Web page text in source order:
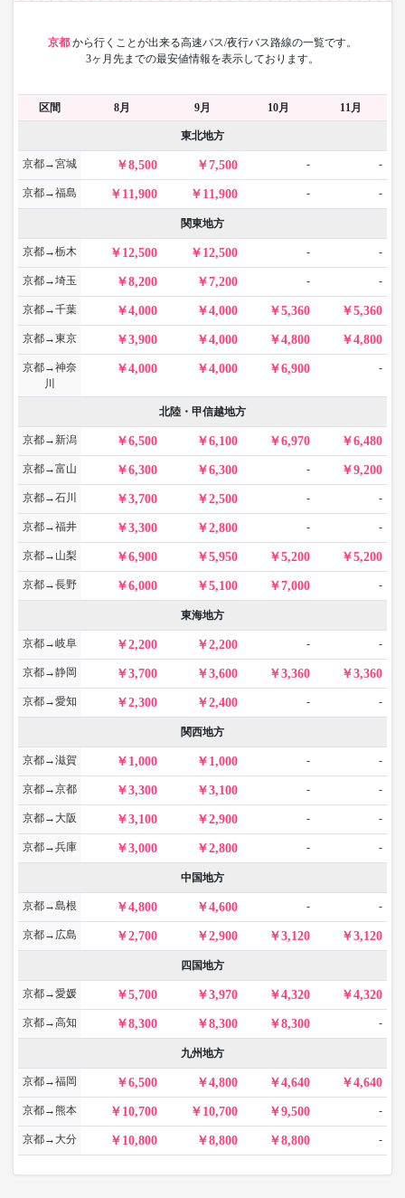
京都 から行くことが出来る高速バス/夜行バス路線の一覧です。
3ヶ月先までの最安値情報を表示しております。
区間 8月 9月 10月 11月
東北地方
京都→宮城 8,500 7,500 - -
京都→福島 11,900 11,900 - -
関東地方
京都→栃木 12,500 12,500 - -
京都→埼玉 8,200 7,200 - -
京都→千葉 4,000 4,000 5,360 5,360
京都→東京 3,900 4,000 4,800 4,800
京都→神奈
川
4,000 4,000 6,900 -
北陸・甲信越地方
京都→新潟 6,500 6,100 6,970 6,480
京都→富山 6,300 6,300 - 9,200
京都→石川 3,700 2,500 - -
京都→福井 3,300 2,800 - -
京都→山梨 6,900 5,950 5,200 5,200
京都→長野 6,000 5,100 7,000 -
東海地方
京都→岐阜 2,200 2,200 - -
京都→静岡 3,700 3,600 3,360 3,360
京都→愛知 2,300 2,400 - -
関西地方
京都→滋賀 1,000 1,000 - -
京都→京都 3,300 3,100 - -
京都→大阪 3,100 2,900 - -
京都→兵庫 3,000 2,800 - -
中国地方
京都→島根 4,800 4,600 - -
京都→広島 2,700 2,900 3,120 3,120
四国地方
京都→愛媛 5,700 3,970 4,320 4,320
京都→高知 8,300 8,300 8,300 -
九州地方
京都→福岡 6,500 4,800 4,640 4,640
京都→熊本 10,700 10,700 9,500 -
京都→大分 10,800 8,800 8,800 -